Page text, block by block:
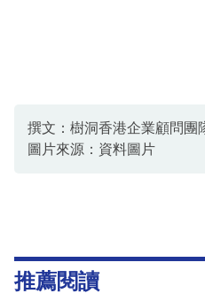
撰文：樹洞香港企業顧問團
圖片來源：資料圖片
推薦閱讀